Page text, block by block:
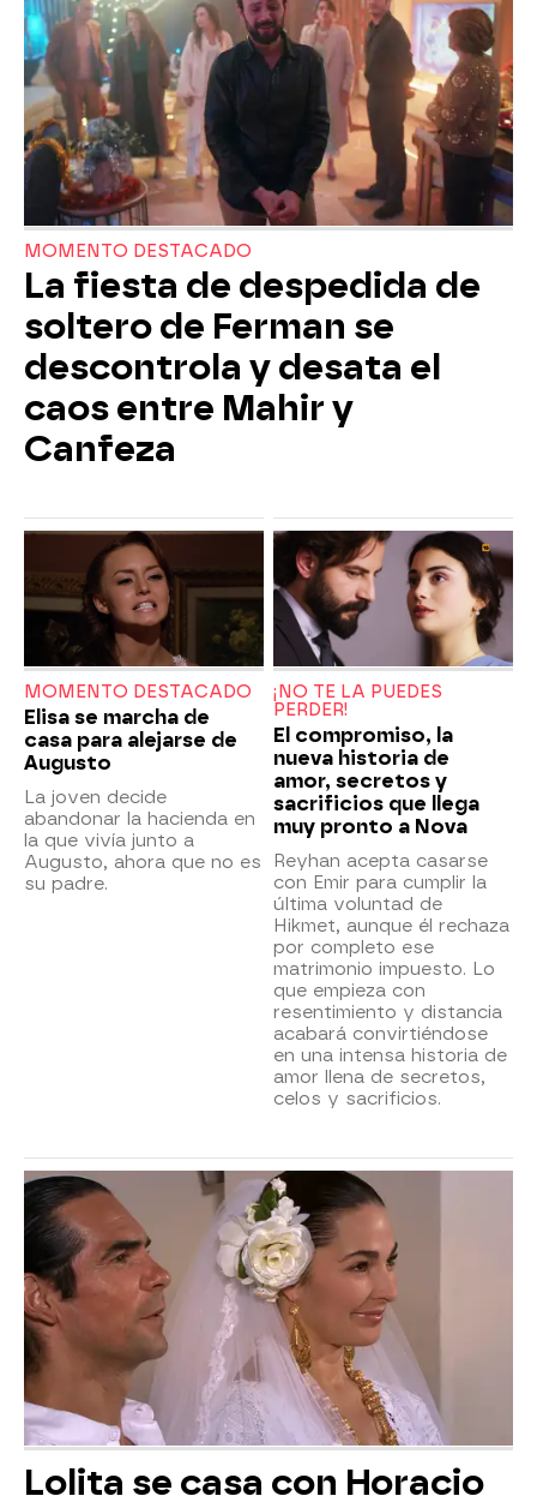
MOMENTO DESTACADO
La fiesta de despedida de
soltero de Ferman se
descontrola y desata el
caos entre Mahir y
Canfeza
MOMENTO DESTACADO
Elisa se marcha de
casa para alejarse de
Augusto
La joven decide
abandonar la hacienda en
la que vivía junto a
Augusto, ahora que no es
su padre.
¡NO TE LA PUEDES
PERDER!
El compromiso, la
nueva historia de
amor, secretos y
sacrificios que llega
muy pronto a Nova
Reyhan acepta casarse
con Emir para cumplir la
última voluntad de
Hikmet, aunque él rechaza
por completo ese
matrimonio impuesto. Lo
que empieza con
resentimiento y distancia
acabará convirtiéndose
en una intensa historia de
amor llena de secretos,
celos y sacrificios.
Lolita se casa con Horacio